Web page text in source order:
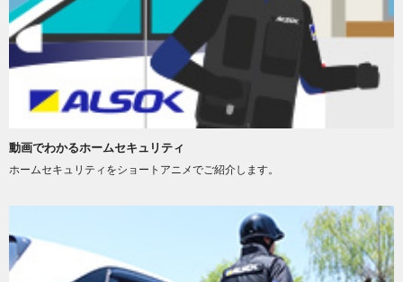
動画でわかるホームセキュリティ
ホームセキュリティをショートアニメでご紹介します。